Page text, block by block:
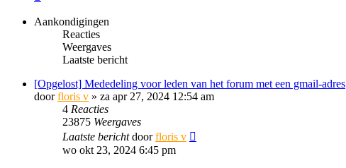
Aankondigingen
Reacties
Weergaves
Laatste bericht
[Opgelost] Mededeling voor leden van het forum met een gmail-adres
doorfloris v » za apr 27, 2024 12:54 am
4 Reacties
23875 Weergaves
Laatste berichtdoorfloris v
wo okt 23, 2024 6:45 pm